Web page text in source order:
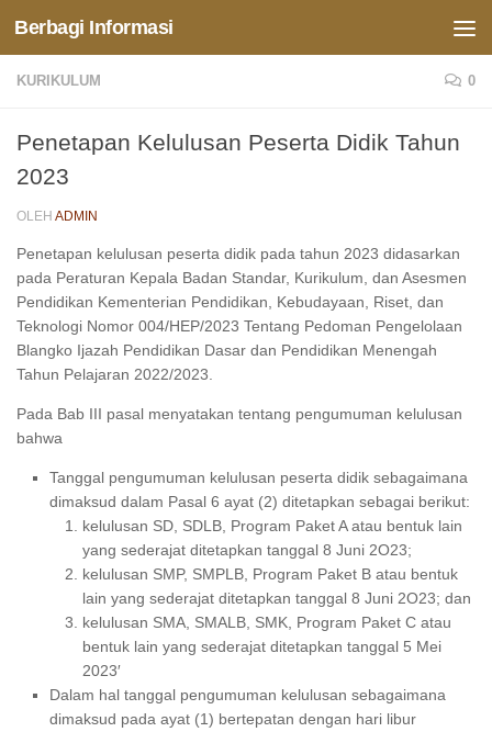
Skip to content
Berbagi Informasi
KURIKULUM 0
Penetapan Kelulusan Peserta Didik Tahun
2023
OLEH ADMIN
Penetapan kelulusan peserta didik pada tahun 2023 didasarkan
pada Peraturan Kepala Badan Standar, Kurikulum, dan Asesmen
Pendidikan Kementerian Pendidikan, Kebudayaan, Riset, dan
Teknologi Nomor 004/HEP/2023 Tentang Pedoman Pengelolaan
Blangko Ijazah Pendidikan Dasar dan Pendidikan Menengah
Tahun Pelajaran 2022/2023.
Pada Bab III pasal menyatakan tentang pengumuman kelulusan
bahwa
Tanggal pengumuman kelulusan peserta didik sebagaimana
dimaksud dalam Pasal 6 ayat (2) ditetapkan sebagai berikut:
kelulusan SD, SDLB, Program Paket A atau bentuk lain
yang sederajat ditetapkan tanggal 8 Juni 2O23;
kelulusan SMP, SMPLB, Program Paket B atau bentuk
lain yang sederajat ditetapkan tanggal 8 Juni 2O23; dan
kelulusan SMA, SMALB, SMK, Program Paket C atau
bentuk lain yang sederajat ditetapkan tanggal 5 Mei
2023′
Dalam hal tanggal pengumuman kelulusan sebagaimana
dimaksud pada ayat (1) bertepatan dengan hari libur